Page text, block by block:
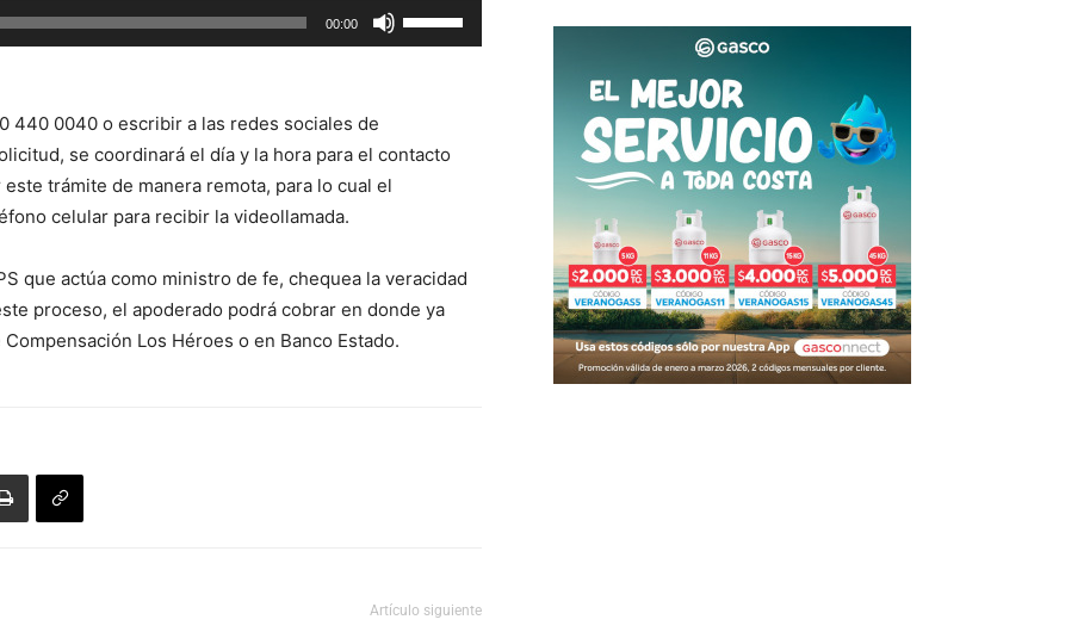
00:00
las
arriba/abajo
disminuir
el
440 0040 o escribir a las redes sociales de
se coordinará el día y la hora para el contacto
trámite de manera remota, para lo cual el
celular para recibir la videollamada.
que actúa como ministro de fe, chequea la veracidad
proceso, el apoderado podrá cobrar en donde ya
Los Héroes o en Banco Estado.
Artículo siguiente